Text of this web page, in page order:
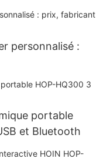
personnalisé :
portable
et Bluetooth